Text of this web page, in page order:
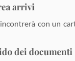
arrivi
con un
dei documenti